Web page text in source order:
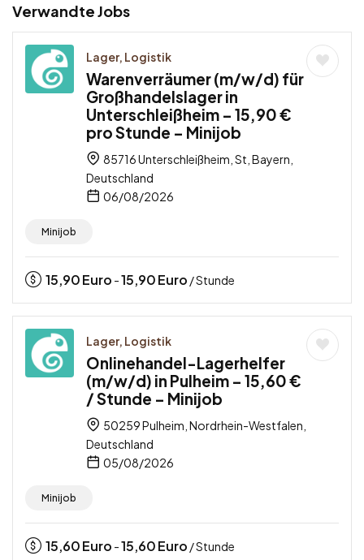
Verwandte Jobs
Lager, Logistik
Warenverräumer (m/w/d) für
Großhandelslager in
Unterschleißheim – 15,90 €
pro Stunde – Minijob
85716 Unterschleißheim, St, Bayern,
Deutschland
06/08/2026
Minijob
15,90Euro -15,90Euro / Stunde
Lager, Logistik
Onlinehandel-Lagerhelfer
(m/w/d) in Pulheim – 15,60 €
/ Stunde – Minijob
50259 Pulheim, Nordrhein-Westfalen,
Deutschland
05/08/2026
Minijob
15,60Euro -15,60Euro / Stunde